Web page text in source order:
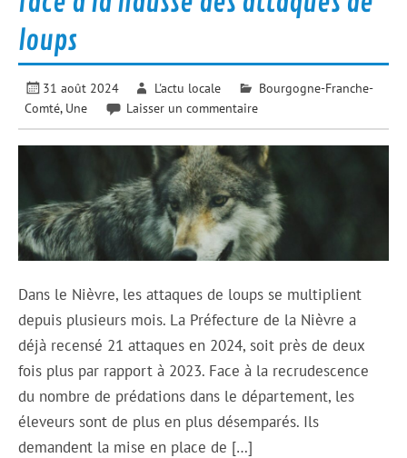
loups
31 août 2024 L'actu locale
Bourgogne-Franche-
Comté, Une Laisser un commentaire
Dans le Nièvre, les attaques de loups se multiplient
depuis plusieurs mois. La Préfecture de la Nièvre a
déjà recensé 21 attaques en 2024, soit près de deux
fois plus par rapport à 2023. Face à la recrudescence
du nombre de prédations dans le département, les
éleveurs sont de plus en plus désemparés. Ils
demandent la mise en place de […]